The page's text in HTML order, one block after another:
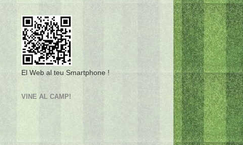
El Web al teu Smartphone !
VINE AL CAMP!